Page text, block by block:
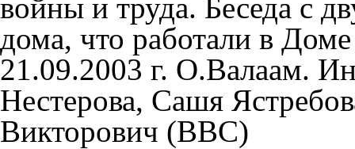
войны и труда. Беседа с
дома, что работали в
21.09.2003 г. О.Валаам.
Нестерова, Сашя
Викторович (ВВС)